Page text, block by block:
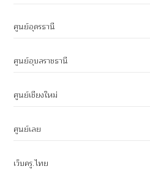
ศูนย์อุดรธานี
ศูนย์อุบลราชธานี
ศูนย์เชียงใหม่
ศูนย์เลย
เว็บครู.ไทย